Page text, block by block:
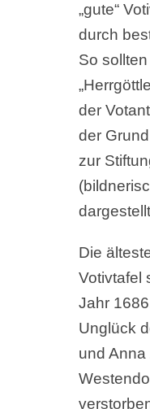
„gute“
durch
So
der
der
zur
Die
Votivtafel
Jahr
Unglück
und